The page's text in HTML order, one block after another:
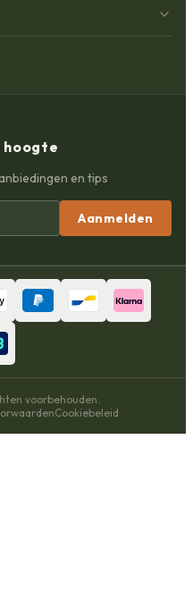
hoogte
en tips
Aanmelden
voorbehouden.
Cookiebeleid